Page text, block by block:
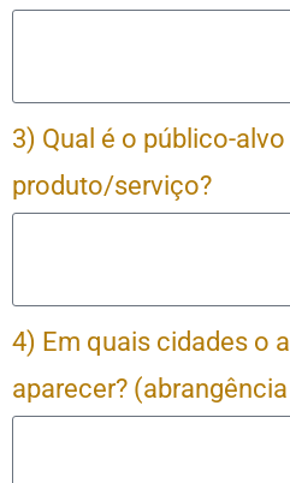
3) Qual é o público-
produto/serviço?
4) Em quais cidades o
aparecer?